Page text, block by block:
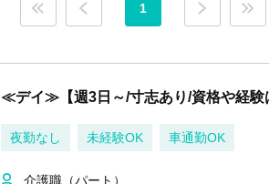
1
≪デイ≫【週3日～/寸志あり/資格や経験
夜勤なし
未経験OK 車通勤OK
介護職（パート）